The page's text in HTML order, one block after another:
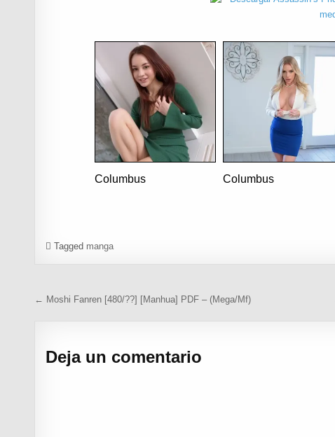
Columbus Columbus
Tagged manga
Navegación de entradas
← Moshi Fanren [480/??] [Manhua] PDF – (Mega/Mf)
Deja un comentario